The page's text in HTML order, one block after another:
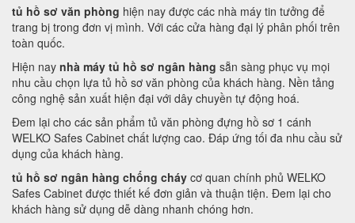
tủ hồ sơ văn phòng hiện nay được các nhà máy tin tưởng để
trang bị trong đơn vị mình. Với các cửa hàng đại lý phân phối trên
toàn quốc.
Hiện nay nhà máy tủ hồ sơ ngân hàng sẵn sàng phục vụ mọi
nhu cầu chọn lựa tủ hồ sơ văn phòng của khách hàng. Nền tảng
công nghệ sản xuất hiện đại với dây chuyền tự động hoá.
Đem lại cho các sản phẩm tủ văn phòng đựng hồ sơ 1 cánh
WELKO Safes Cabinet chất lượng cao. Đáp ứng tối đa nhu cầu sử
dụng của khách hàng.
tủ hồ sơ ngân hàng chống cháy cơ quan chính phủ WELKO
Safes Cabinet được thiết kế đơn giản và thuận tiện. Đem lại cho
khách hàng sử dụng dễ dàng nhanh chóng hơn.